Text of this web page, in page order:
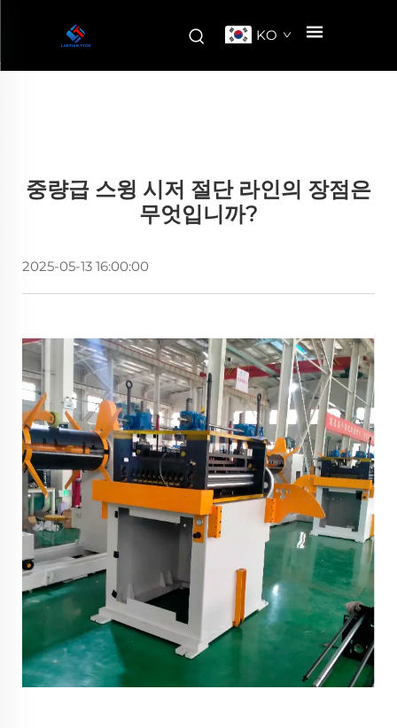
KO
중량급 스윙 시저 절단 라인의 장점은
무엇입니까?
2025-05-13 16:00:00